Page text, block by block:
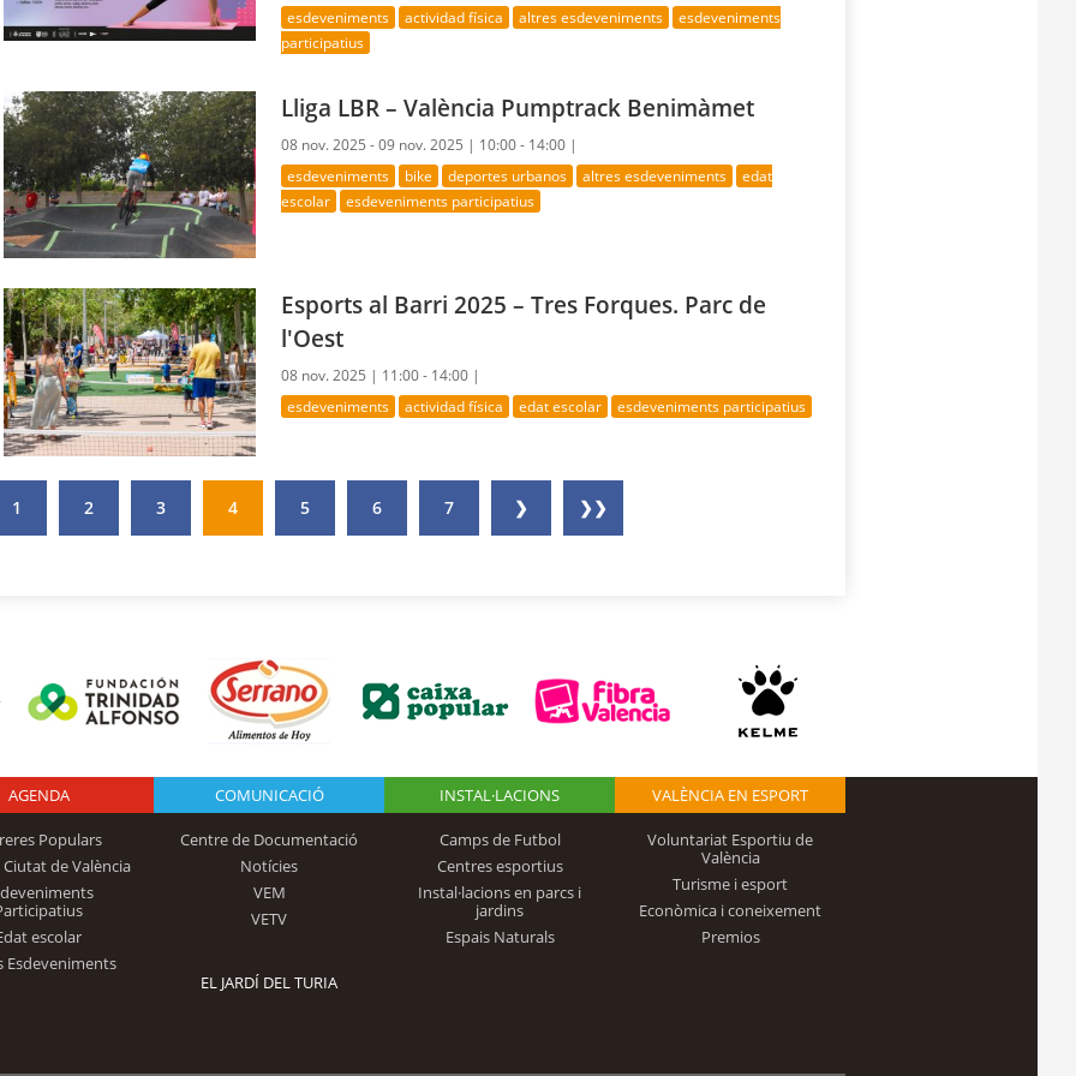
esdeveniments actividad física altres esdeveniments
esdeveniments
participatius
Lliga LBR – València Pumptrack Benimàmet
08 nov. 2025 - 09 nov. 2025 | 10:00 - 14:00 |
esdeveniments bike deportes urbanos altres esdeveniments
edat
escolar
esdeveniments participatius
Esports al Barri 2025 – Tres Forques. Parc de
l'Oest
08 nov. 2025 | 11:00 - 14:00 |
esdeveniments actividad física edat escolar esdeveniments participatius
1 2 3 4 5 6 7 ❯ ❯❯
Logo Fundación
Trinidad Alfonso
AGENDA
Populars
de València
escolar
Esdeveniments
COMUNICACIÓ
Centre de Documentació
Notícies
VEM
VETV
INSTAL·LACIONS
Camps de Futbol
Centres esportius
Instal·lacions en parcs i
jardins
Espais Naturals
VALÈNCIA EN ESPORT
Voluntariat Esportiu de
València
Turisme i esport
Econòmica i coneixement
Premios
EL JARDÍ DEL TURIA